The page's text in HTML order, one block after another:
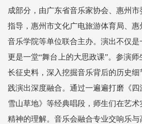
成部分，由广东省音乐家协会、惠州
指导，惠州市文化广电旅游体育局、
音乐学院等单位联合主办。演出不仅是
更是一堂“舞台上的大思政课”。参演
长征史料，深入挖掘音乐背后的历史
践演出深度融合。通过一遍遍打磨《
雪山草地》等经典唱段，师生们在艺
精神的理解。音乐会融合专业交响乐